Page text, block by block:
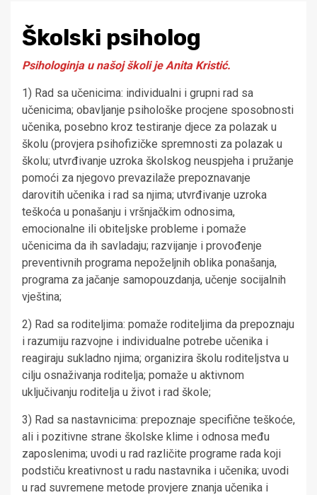
Školski psiholog
Psihologinja u našoj školi je Anita Kristić.
1) Rad sa učenicima: individualni i grupni rad sa
učenicima; obavljanje psihološke procjene sposobnosti
učenika, posebno kroz testiranje djece za polazak u
školu (provjera psihofizičke spremnosti za polazak u
školu; utvrđivanje uzroka školskog neuspjeha i pružanje
pomoći za njegovo prevazilaže prepoznavanje
darovitih učenika i rad sa njima; utvrđivanje uzroka
teškoća u ponašanju i vršnjačkim odnosima,
emocionalne ili obiteljske probleme i pomaže
učenicima da ih savladaju; razvijanje i provođenje
preventivnih programa nepoželjnih oblika ponašanja,
programa za jačanje samopouzdanja, učenje socijalnih
vještina;
2) Rad sa roditeljima: pomaže roditeljima da prepoznaju
i razumiju razvojne i individualne potrebe učenika i
reagiraju sukladno njima; organizira školu roditeljstva u
cilju osnaživanja roditelja; pomaže u aktivnom
uključivanju roditelja u život i rad škole;
3) Rad sa nastavnicima: prepoznaje specifične teškoće,
ali i pozitivne strane školske klime i odnosa među
zaposlenima; uvodi u rad različite programe rada koji
podstiču kreativnost u radu nastavnika i učenika; uvodi
u rad suvremene metode provjere znanja učenika i